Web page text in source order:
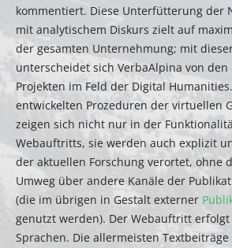
kommentiert. Diese Unterfütterung der
mit analytischem Diskurs zielt auf
der gesamten Unternehmung; mit
unterscheidet sich VerbaAlpina von
Projekten im Feld der Digital
entwickelten Prozeduren der virtuellen
zeigen sich nicht nur in der
Webauftritts, sie werden auch explizit
der aktuellen Forschung verortet, ohne
Umweg über andere Kanäle der
(die im übrigen in Gestalt externer
genutzt werden). Der Webauftritt
Sprachen. Die allermeisten